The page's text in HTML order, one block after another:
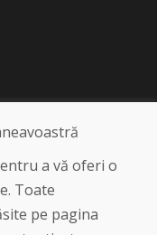
a vă oferi o
Toate
pe pagina